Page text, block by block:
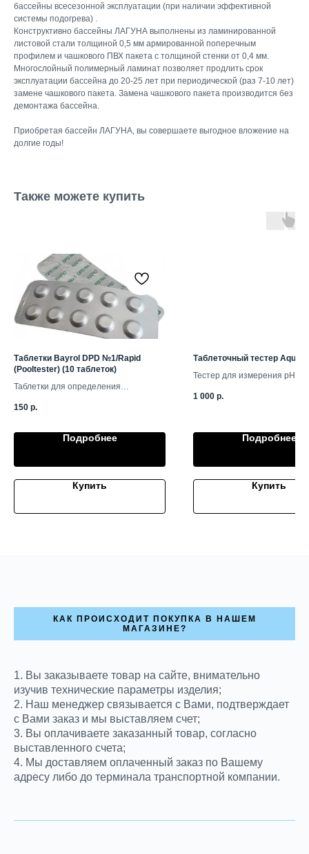
бассейны всесезонной эксплуатации (при наличии эффективной
системы подогрева) .
Конструктивно бассейны ЛАГУНА выполнены из ламинированной
листовой стали толщиной 0,5 мм армированной поперечным
профилем и чашкового ПВХ пакета с толщиной стенки от 0,4 мм.
Многослойный полимерный ламинат позволяет продлить срок
эксплуатации бассейна до 20-25 лет при периодической (раз 7-10 лет)
замене чашкового пакета. Замена чашкового пакета производится без
демонтажа бассейна.
Приобретая бассейн ЛАГУНА, вы совершаете выгодное вложение на
долгие годы!
Также можете купить
Таблетки Bayrol DPD №1/Rapid
(Pooltester) (10 таблеток)
Таблетки для определения
150 р.
Подробнее
Купить
Таблеточный тестер
Тестер для измерения pH и
1 000 р.
Подробнее
Купить
КАК ПРОИСХОДИТ ПОКУПКА В НАШЕМ
МАГАЗИНЕ?
1. Вы заказываете товар на сайте, внимательно
изучив технические параметры изделия;
2. Наш менеджер связывается с Вами, подтверждает
с Вами заказ и мы выставляем счет;
3. Вы оплачиваете заказанный товар, согласно
выставленного счета;
4. Мы доставляем оплаченный заказ по Вашему
адресу либо до терминала транспортной компании.